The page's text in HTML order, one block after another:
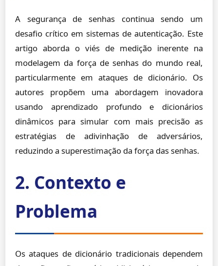
A segurança de senhas continua sendo um
desafio crítico em sistemas de autenticação. Este
artigo aborda o viés de medição inerente na
modelagem da força de senhas do mundo real,
particularmente em ataques de dicionário. Os
autores propõem uma abordagem inovadora
usando aprendizado profundo e dicionários
dinâmicos para simular com mais precisão as
estratégias de adivinhação de adversários,
reduzindo a superestimação da força das senhas.
2. Contexto e
Problema
Os ataques de dicionário tradicionais dependem